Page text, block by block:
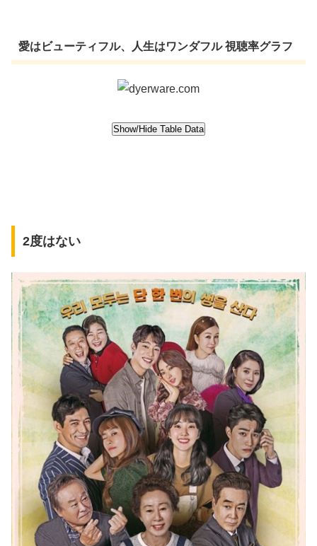
愛はビューティフル、人生はワンダフル 視聴率グラフ
2度はない